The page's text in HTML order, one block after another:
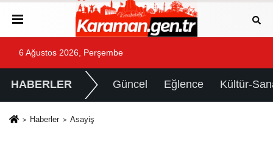
6 Ağustos 2026, Perşembe
HABERLER Güncel Eğlence Kültür-
Haberler Asayiş